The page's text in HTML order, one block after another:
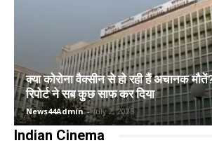
क्या कोरोना वैक्सीन से हो रही हैं अचानक
रिपोर्ट ने सब कुछ साफ कर दिया
News44Admin - July 2, 2025
Indian Cinema